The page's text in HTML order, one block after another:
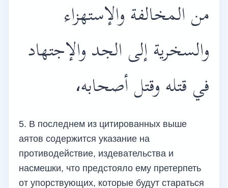
من المخالفة والإستهزاء
والسخرية إلى الجد والإجتهاد
في قتله وقتل أصحابه،
5. В последнем из цитированных выше
аятов содержится указание на
противодействие, издевательства и
насмешки, что предстояло ему претерпеть
от упорствующих, которые будут стараться